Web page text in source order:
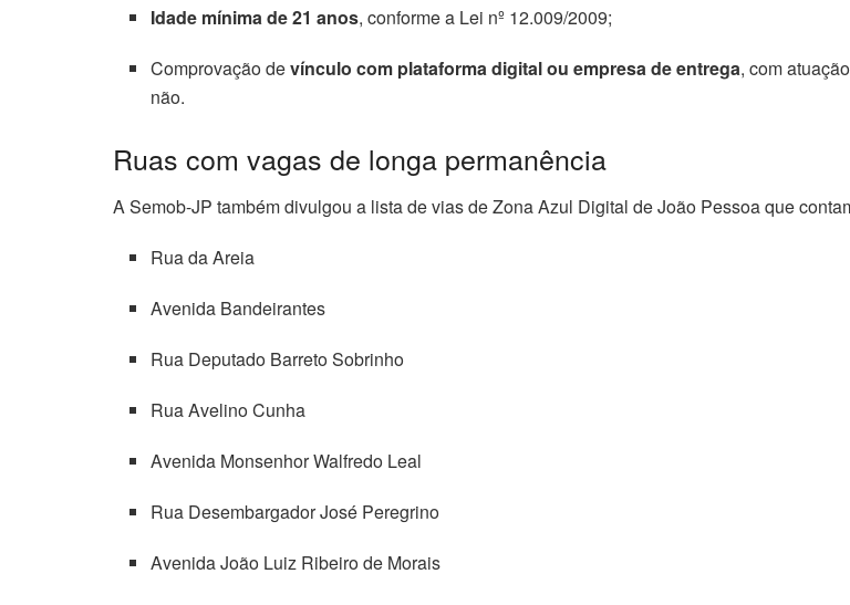
Idade mínima de 21 anos, conforme a Lei nº 12.009/2009;
Comprovação devínculo com plataforma digital ou empresa de entrega, com
não.
Ruas com vagas de longa permanência
A Semob-JP também divulgou a lista de vias deZona Azul Digital de João Pessoaque
Rua da Areia
Avenida Bandeirantes
Rua Deputado Barreto Sobrinho
Rua Avelino Cunha
Avenida Monsenhor Walfredo Leal
Rua Desembargador José Peregrino
Avenida João Luiz Ribeiro de Morais